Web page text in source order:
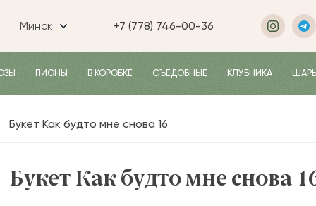
Минск +7 (778) 746-00-36
ПИОНЫ В КОРОБКЕ СЪЕДОБНЫЕ КЛУБНИКА
Букет Как будто мне снова 16
Букет Как будто мне снова